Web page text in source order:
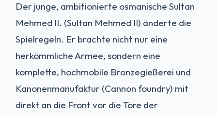
Der junge, ambitionierte osmanische Sultan
Mehmed II. (Sultan Mehmed II) änderte die
Spielregeln. Er brachte nicht nur eine
herkömmliche Armee, sondern eine
komplette, hochmobile Bronzegießerei und
Kanonenmanufaktur (Cannon foundry) mit
direkt an die Front vor die Tore der